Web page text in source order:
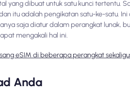
yang dibuat untuk satu kunci tertentu.
itu adalah pengikatan satu-ke-satu. Ini
saja diatur dalam perangkat lunak,
mengakali hal ini.
eSIM di beberapa perangkat
Anda